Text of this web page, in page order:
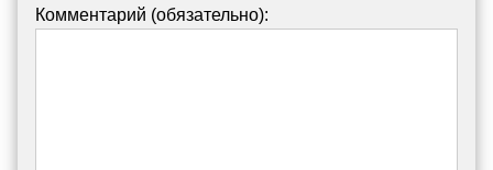
Комментарий (обязательно):